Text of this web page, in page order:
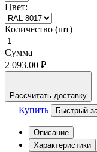
Цвет:
Количество (шт)
Сумма
2 093.00 ₽
Рассчитать доставку
Купить Быстрый
Описание
Характеристики